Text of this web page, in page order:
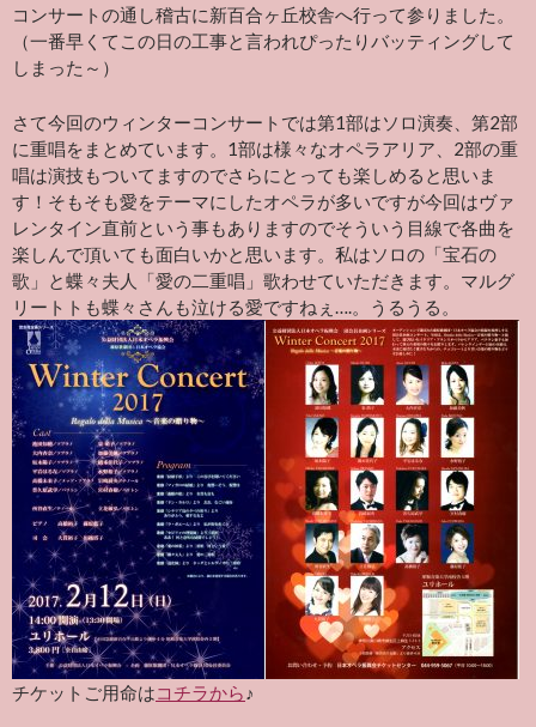
コンサートの通し稽古に新百合ヶ丘校舎へ行って参りました。
（一番早くてこの日の工事と言われぴったりバッティングして
しまった～）
さて今回のウィンターコンサートでは第1部はソロ演奏、第2部
に重唱をまとめています。1部は様々なオペラアリア、2部の重
唱は演技もついてますのでさらにとっても楽しめると思いま
す！そもそも愛をテーマにしたオペラが多いですが今回はヴァ
レンタイン直前という事もありますのでそういう目線で各曲を
楽しんで頂いても面白いかと思います。私はソロの「宝石の
歌」と蝶々夫人「愛の二重唱」歌わせていただきます。マルグ
リートトも蝶々さんも泣ける愛ですねぇ….。うるうる。
チケットご用命はコチラから♪